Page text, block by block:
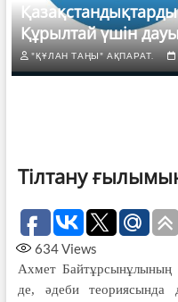
Құрылтай үшін
"ҚҰЛАН ТАҢЫ" АҚПАРАТ.
Тілтану
634Views
Ахмет Байтұрсынұлының
де, әдеби теориясында